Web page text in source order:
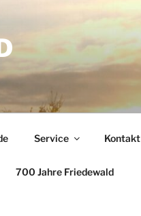
Service Kontakt
700 Jahre Friedewald